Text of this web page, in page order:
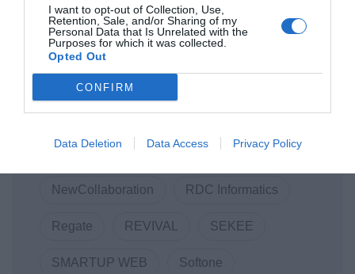
I want to opt-out of Collection, Use,
Retention, Sale, and/or Sharing of my
Personal Data that Is Unrelated with the
Purposes for which it was collected.
Opted Out
CONFIRM
Data Deletion Data Access Privacy Policy
Data Consulting DigitalSolidarityGR
DOTSOFT ENTERPRISE GREECE
Innovation
Linked Business Macromallis
Mwc22
NewCollaboration RDC Informatics
Regate REVIVAL SEKEE
SMARTUP WEB Softone